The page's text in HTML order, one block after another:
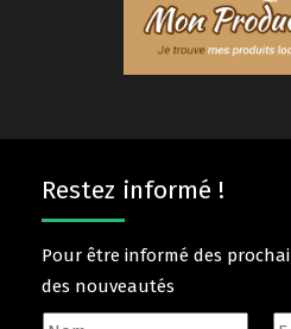
Restez informé !
Pour être informé des
des nouveautés